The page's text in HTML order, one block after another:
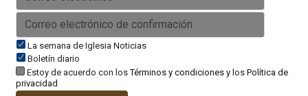
La semana de Iglesia Noticias
Boletín diario
Estoy de acuerdo con losTérminos y condicionesy los Política de
privacidad